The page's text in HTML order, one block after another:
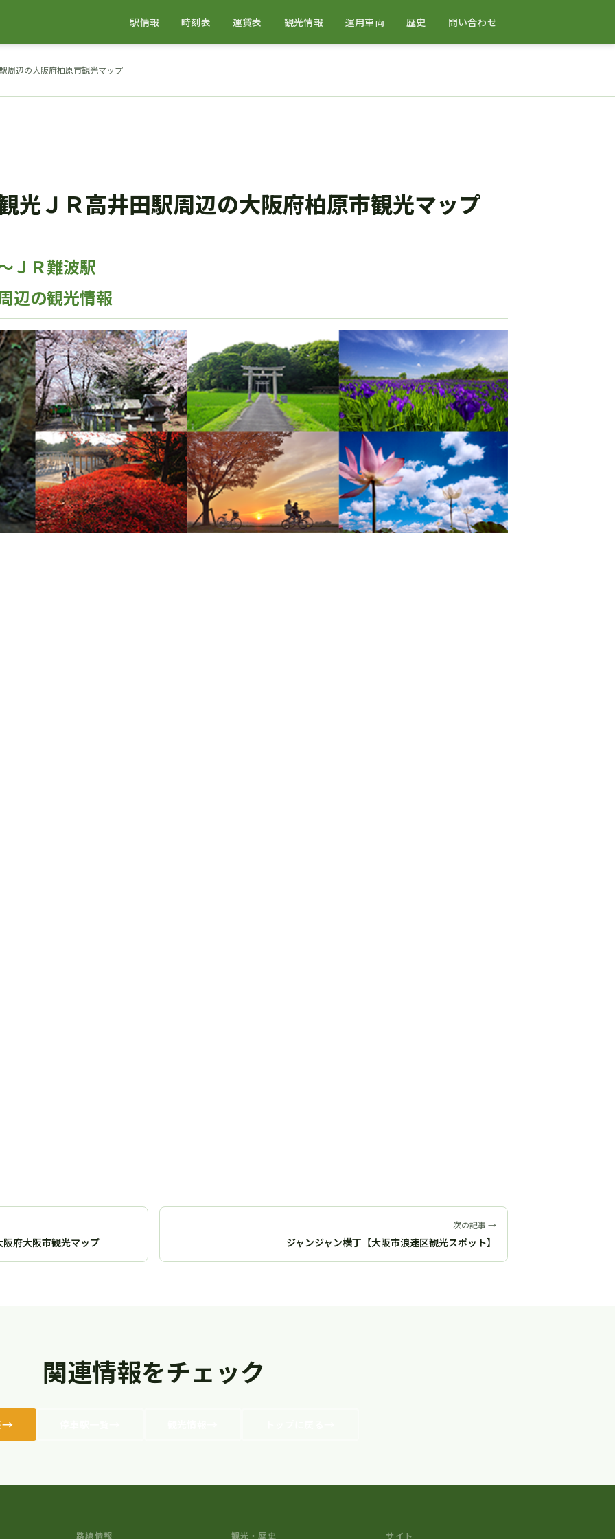
駅情報 時刻表 運賃表 観光情報 運用車両 歴史 問い合わせ
周辺の大阪府柏原市観光マップ
光ＪＲ高井田駅周辺の大阪府柏原市観光マップ
ＪＲ難波駅
辺の観光情報
府大阪市観光マップ
次の記事 →
ジャンジャン横丁【大阪市浪速区観光スポット】
関連情報をチェック
路線情報 観光・歴史 サイト